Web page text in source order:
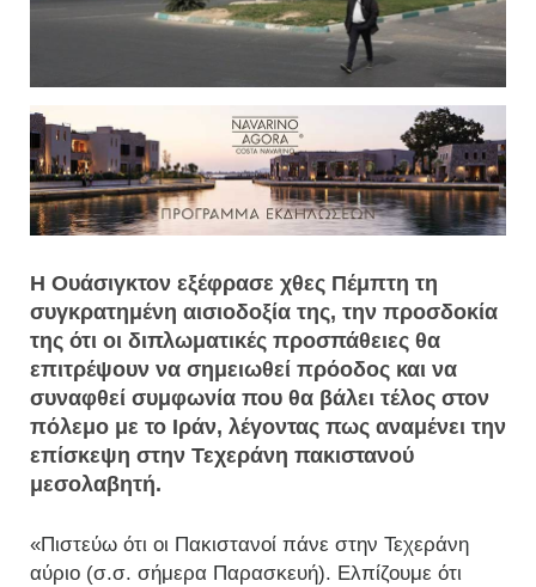
Η Ουάσιγκτον εξέφρασε χθες Πέμπτη τη
συγκρατημένη αισιοδοξία της, την προσδοκία
της ότι οι διπλωματικές προσπάθειες θα
επιτρέψουν να σημειωθεί πρόοδος και να
συναφθεί συμφωνία που θα βάλει τέλος στον
πόλεμο με το Ιράν, λέγοντας πως αναμένει την
επίσκεψη στην Τεχεράνη πακιστανού
μεσολαβητή.
«Πιστεύω ότι οι Πακιστανοί πάνε στην Τεχεράνη
αύριο (σ.σ. σήμερα Παρασκευή). Ελπίζουμε ότι